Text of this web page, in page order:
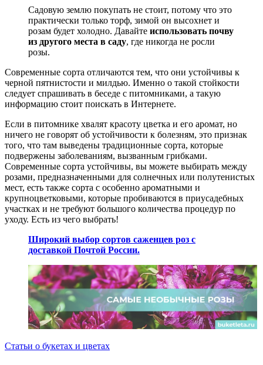
Садовую землю покупать не стоит, потому что это
практически только торф, зимой он высохнет и
розам будет холодно. Давайте использовать почву
из другого места в саду, где никогда не росли
розы.
Современные сорта отличаются тем, что они устойчивы к
черной пятнистости и милдью. Именно о такой стойкости
следует спрашивать в беседе с питомниками, а такую ​​
информацию стоит поискать в Интернете.
Если в питомнике хвалят красоту цветка и его аромат, но
ничего не говорят об устойчивости к болезням, это признак
того, что там выведены традиционные сорта, которые
подвержены заболеваниям, вызванным грибками.
Современные сорта устойчивы, вы можете выбирать между
розами, предназначенными для солнечных или полутенистых
мест, есть также сорта с особенно ароматными и
крупноцветковыми, которые пробиваются в приусадебных
участках и не требуют большого количества процедур по
уходу. Есть из чего выбрать!
Широкий выбор сортов саженцев роз с
доставкой Почтой России.
Статьи о букетах и цветах